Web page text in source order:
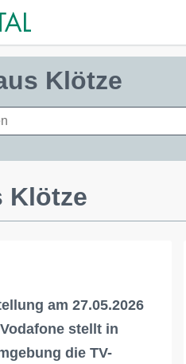
Klötze
Klötze
am 27.05.2026
stellt in
die TV-